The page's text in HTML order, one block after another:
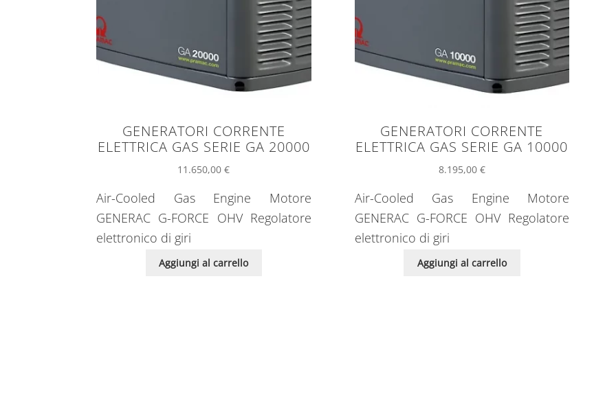
GENERATORI CORRENTE
ELETTRICA GAS SERIE GA 20000
11.650,00€
Air-Cooled Gas Engine Motore
GENERAC G-FORCE OHV Regolatore
elettronico di giri
Aggiungi al carrello
GENERATORI CORRENTE
ELETTRICA GAS SERIE GA 10000
8.195,00 €
Air-Cooled Gas Engine Motore
GENERAC G-FORCE OHV Regolatore
elettronico di giri
Aggiungi al carrello